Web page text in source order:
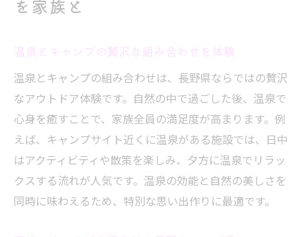
リーズナブルな料金で満喫する長野キャン
場
安いキャンプ場ランキングを活用するコツ
コスパと快適さを両立する長野キャンプ術
を家族と
温泉とキャンプの組み合わせは、長野県ならではの贅沢
なアウトドア体験です。自然の中で過ごした後、温泉で
心身を癒すことで、家族全員の満足度が高まります。例
えば、キャンプサイト近くに温泉がある施設では、日中
はアクティビティや散策を楽しみ、夕方に温泉でリラッ
クスする流れが人気です。温泉の効能と自然の美しさを
同時に味わえるため、特別な思い出作りに最適です。